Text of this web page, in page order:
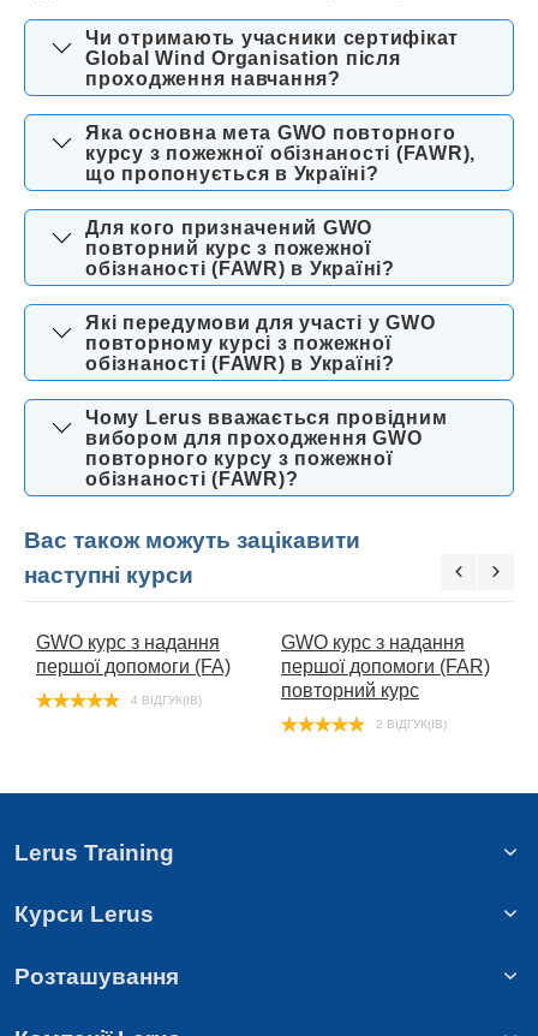
Чи отримають учасники сертифікат
Global Wind Organisation після
проходження навчання?
Яка основна мета GWO повторного
курсу з пожежної обізнаності (FAWR),
що пропонується в Україні?
Для кого призначений GWO
повторний курс з пожежної
обізнаності (FAWR) в Україні?
Які передумови для участі у GWO
повторному курсі з пожежної
обізнаності (FAWR) в Україні?
Чому Lerus вважається провідним
вибором для проходження GWO
повторного курсу з пожежної
обізнаності (FAWR)?
Вас також можуть зацікавити
наступні курси
GWO курс з надання
першої допомоги (FA)
4 ВІДГУК(ІВ)
GWO курс з надання
першої допомоги (FAR)
повторний курс
2 ВІДГУК(ІВ)
Lerus Training
Курси Lerus
Розташування